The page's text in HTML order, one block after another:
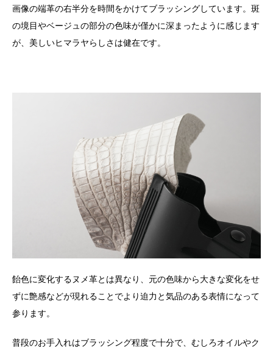
画像の端革の右半分を時間をかけてブラッシングしています。斑
の境目やベージュの部分の色味が僅かに深まったように感じます
が、美しいヒマラヤらしさは健在です。
飴色に変化するヌメ革とは異なり、元の色味から大きな変化をせ
ずに艶感などが現れることでより迫力と気品のある表情になって
参ります。
普段のお手入れはブラッシング程度で十分で、むしろオイルやク